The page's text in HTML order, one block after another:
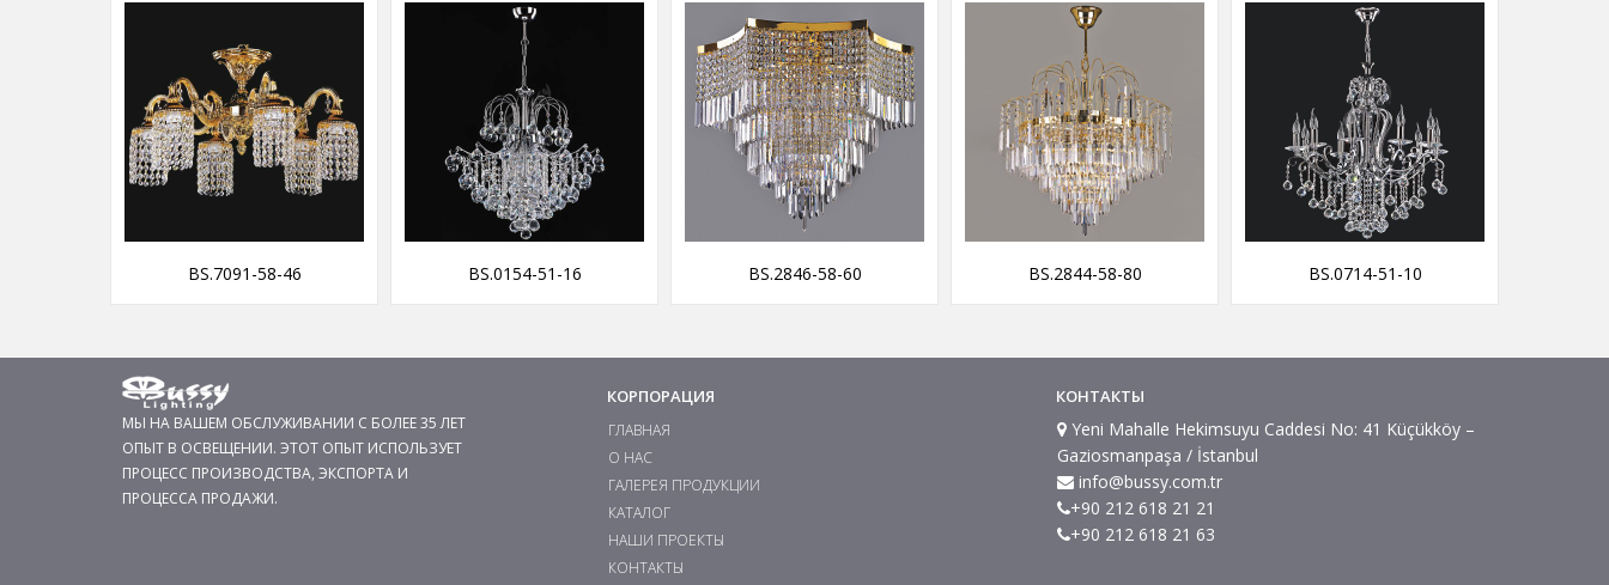
BS.7091-58-46 BS.0154-51-16 BS.2846-58-60 BS.2844-58-80 BS.0714-51-10
МЫ НА ВАШЕМ ОБСЛУЖИВАНИИ С БОЛЕЕ 35 ЛЕТ
ОПЫТ В ОСВЕЩЕНИИ. ЭТОТ ОПЫТ ИСПОЛЬЗУЕТ
ПРОЦЕСС ПРОИЗВОДСТВА, ЭКСПОРТА И
ПРОЦЕССА ПРОДАЖИ.
КОРПОРАЦИЯ
ГЛАВНАЯ
О НАС
ГАЛЕРЕЯ ПРОДУКЦИИ
КАТАЛОГ
НАШИ ПРОЕКТЫ
КОНТАКТЫ
КОНТАКТЫ
Yeni Mahalle Hekimsuyu Caddesi No: 41 Küçükköy –
Gaziosmanpaşa / İstanbul
info@bussy.com.tr
+90 212 618 21 21
+90 212 618 21 63